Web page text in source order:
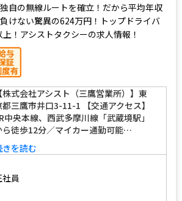
自の無線ルートを確立！だから平均年収
けない驚異の624万円！トップドライバ
！アシストタクシーの求人情報！
【株式会社アシスト（三鷹営業所）】東
都三鷹市井口3-11-1 【交通アクセス】
中央本線、西武多摩川線「武蔵境駅」
ら徒歩12分／マイカー通勤可能…
きを読む
社員